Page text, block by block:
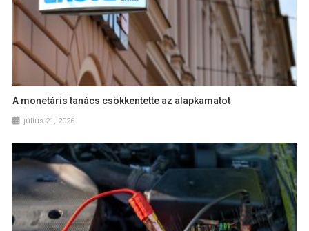
A monetáris tanács csökkentette az alapkamatot
július 21, 2026